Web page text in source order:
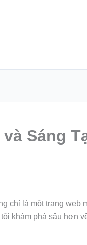
Sáng
chỉ là một trang web
khám phá sâu hơn